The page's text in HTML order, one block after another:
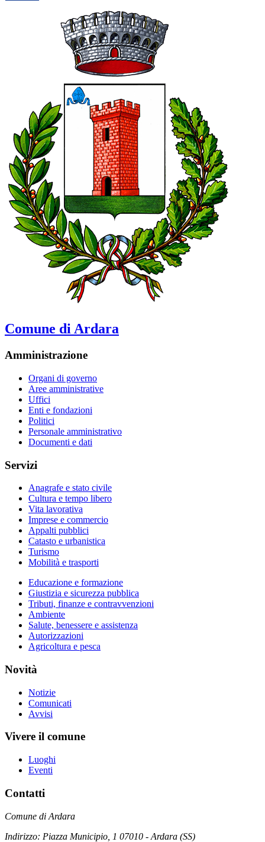
Comune di Ardara
Amministrazione
Organi di governo
Aree amministrative
Uffici
Enti e fondazioni
Politici
Personale amministrativo
Documenti e dati
Servizi
Anagrafe e stato civile
Cultura e tempo libero
Vita lavorativa
Imprese e commercio
Appalti pubblici
Catasto e urbanistica
Turismo
Mobilità e trasporti
Educazione e formazione
Giustizia e sicurezza pubblica
Tributi, finanze e contravvenzioni
Ambiente
Salute, benessere e assistenza
Autorizzazioni
Agricoltura e pesca
Novità
Notizie
Comunicati
Avvisi
Vivere il comune
Luoghi
Eventi
Contatti
Comune di Ardara
Indirizzo: Piazza Municipio, 1 07010 - Ardara (SS)